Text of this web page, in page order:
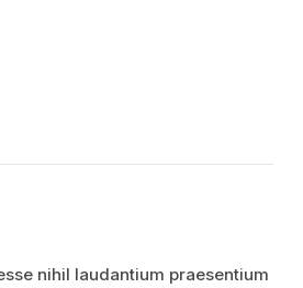
nihil laudantium praesentium